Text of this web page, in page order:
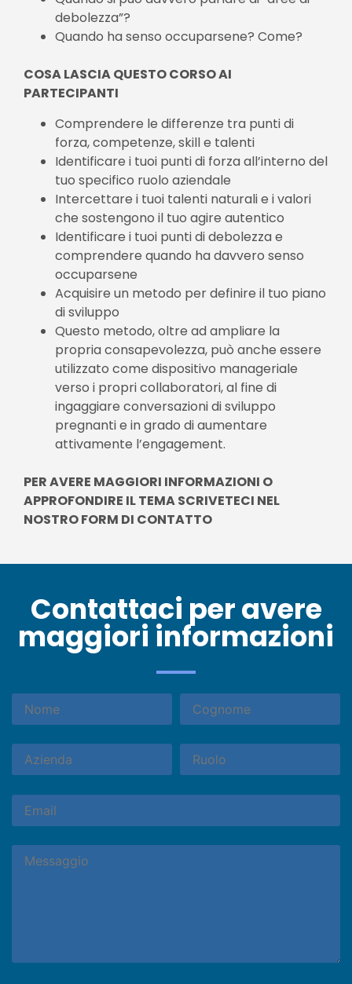
debolezza”?
Quando ha senso occuparsene? Come?
COSA LASCIA QUESTO CORSO AI
PARTECIPANTI
Comprendere le differenze tra punti di
forza, competenze, skill e talenti
Identificare i tuoi punti di forza all’interno del
tuo specifico ruolo aziendale
Intercettare i tuoi talenti naturali e i valori
che sostengono il tuo agire autentico
Identificare i tuoi punti di debolezza e
comprendere quando ha davvero senso
occuparsene
Acquisire un metodo per definire il tuo piano
di sviluppo
Questo metodo, oltre ad ampliare la
propria consapevolezza, può anche essere
utilizzato come dispositivo manageriale
verso i propri collaboratori, al fine di
ingaggiare conversazioni di sviluppo
pregnanti e in grado di aumentare
attivamente l’engagement.
PER AVERE MAGGIORI INFORMAZIONI O
APPROFONDIRE IL TEMA SCRIVETECI NEL
NOSTRO FORM DI CONTATTO
Contattaci per avere
maggiori informazioni